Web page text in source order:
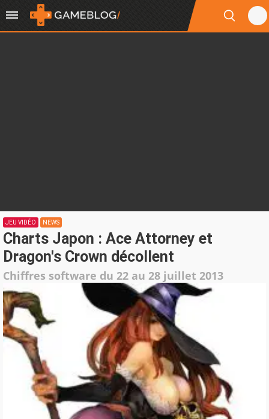
JEU VIDÉO NEWS
Charts Japon : Ace Attorney et
Dragon's Crown décollent
Chiffres software du 22 au 28 juillet 2013